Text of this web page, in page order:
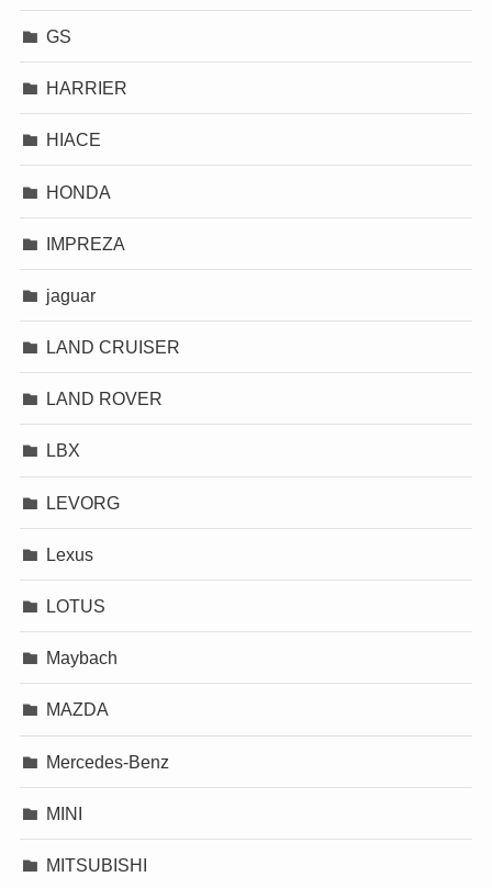
GS
HARRIER
HIACE
HONDA
IMPREZA
jaguar
LAND CRUISER
LAND ROVER
LBX
LEVORG
Lexus
LOTUS
Maybach
MAZDA
Mercedes-Benz
MINI
MITSUBISHI